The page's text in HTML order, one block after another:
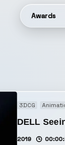
Awards
3DCG
DELL
2019